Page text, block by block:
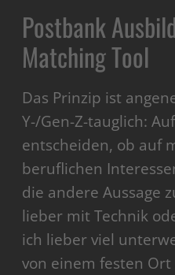
Postbank
Matching Tool
Das Prinzip ist
Y-/Gen-Z-tauglich:
entscheiden, ob auf
beruflichen
die andere Aussage
lieber mit Technik
ich lieber viel
von einem festen